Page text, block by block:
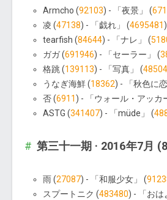
Armcho (92103) - 「夜景」 (
凌 (47138) - 「戯れ」 (4695481 )
tearfish (84644) - 「ナレ」 (
ガガ (691946) - 「セーラー」 (
格跳 (139113) - 「写真」 (
うなぎ海鮮 (18362) - 「秋色に
否 (6911 ) - 「ウォール・アッカ
ASTG (341407) - 「müde」 (
第三十一期 · 2016年7月
雨 (27087) - 「和服少女」 (
スプートニク (483480) - 「おは